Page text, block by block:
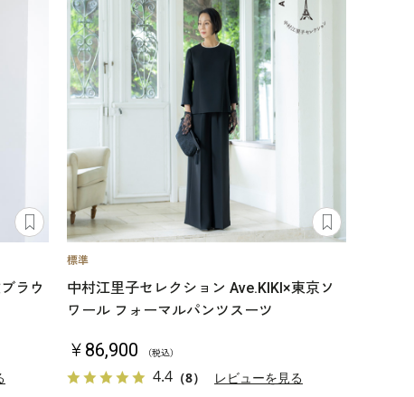
ラウ
中村江里子セレクション Ave.KIKI×東京ソ
ワール フォーマルパンツスーツ
￥86,900 （税込）
4.4（8） レビューを見る